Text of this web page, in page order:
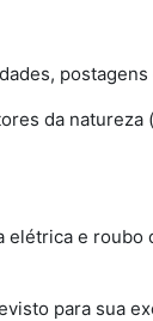
da
e
para sua